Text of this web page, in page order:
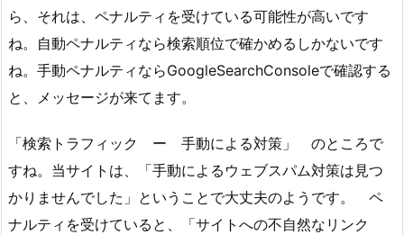
ら、それは、ペナルティを受けている可能性が高いです
ね。自動ペナルティなら検索順位で確かめるしかないです
ね。手動ペナルティならGoogleSearchConsoleで確認する
と、メッセージが来てます。
「検索トラフィック ー 手動による対策」 のところで
すね。当サイトは、「手動によるウェブスパム対策は見つ
かりませんでした」ということで大丈夫のようです。 ペ
ナルティを受けていると、「サイトへの不自然なリンク